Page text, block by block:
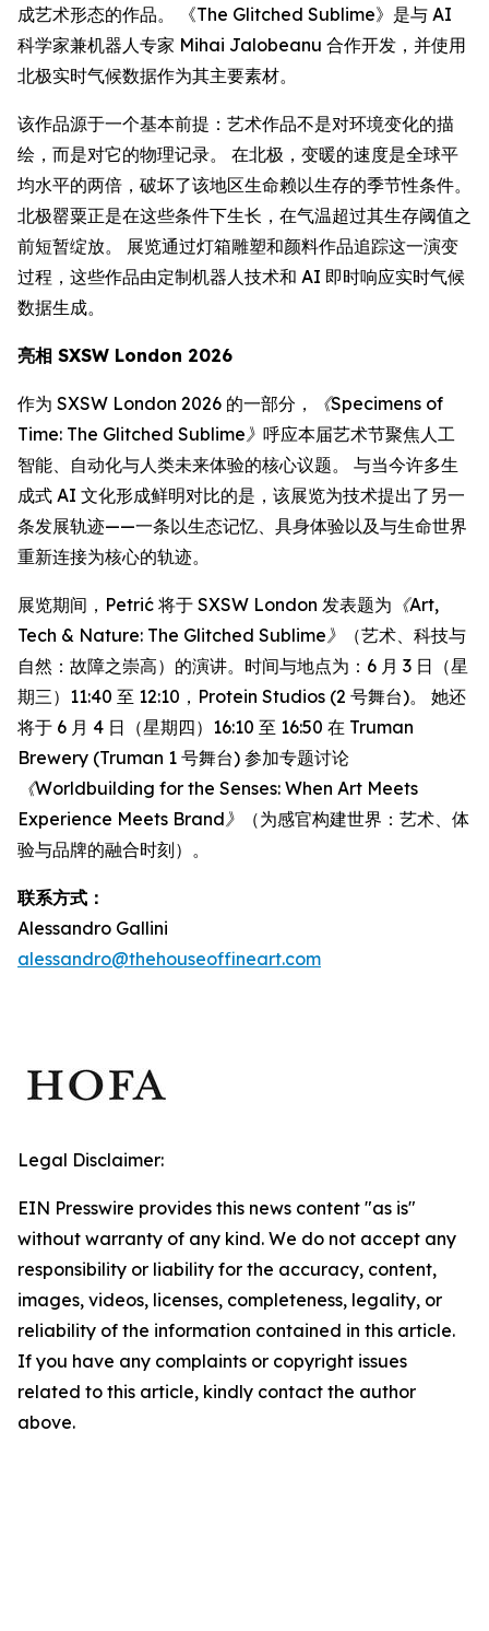
成艺术形态的作品。 《The Glitched Sublime》是与 AI
科学家兼机器人专家 Mihai Jalobeanu 合作开发，并使用
北极实时气候数据作为其主要素材。
该作品源于一个基本前提：艺术作品不是对环境变化的描
绘，而是对它的物理记录。 在北极，变暖的速度是全球平
均水平的两倍，破坏了该地区生命赖以生存的季节性条件。
北极罂粟正是在这些条件下生长，在气温超过其生存阈值之
前短暂绽放。 展览通过灯箱雕塑和颜料作品追踪这一演变
过程，这些作品由定制机器人技术和 AI 即时响应实时气候
数据生成。
亮相 SXSW London 2026
作为 SXSW London 2026 的一部分，
《Specimens of
Time: The Glitched Sublime》 呼应本届艺术节聚焦人工
智能、自动化与人类未来体验的核心议题。 与当今许多生
成式 AI 文化形成鲜明对比的是，该展览为技术提出了另一
条发展轨迹——一条以生态记忆、具身体验以及与生命世界
重新连接为核心的轨迹。
展览期间，Petrić 将于 SXSW London 发表题为 《Art,
Tech & Nature: The Glitched Sublime》
（艺术、科技与
自然：故障之崇高）的演讲。时间与地点为：6 月 3 日（星
期三）11:40 至 12:10，Protein Studios (2 号舞台)。 她还
将于 6 月 4 日（星期四）16:10 至 16:50 在 Truman
Brewery (Truman 1 号舞台) 参加专题讨论
《Worldbuilding for the Senses: When Art Meets
Experience Meets Brand》
（为感官构建世界：艺术、体
验与品牌的融合时刻）。
联系方式：
Alessandro Gallini
alessandro@thehouseoffineart.com
Legal Disclaimer:
EIN Presswire provides this news content "as is"
without warranty of any kind. We do not accept any
responsibility or liability for the accuracy, content,
images, videos, licenses, completeness, legality, or
reliability of the information contained in this article.
If you have any complaints or copyright issues
related to this article, kindly contact the author
above.